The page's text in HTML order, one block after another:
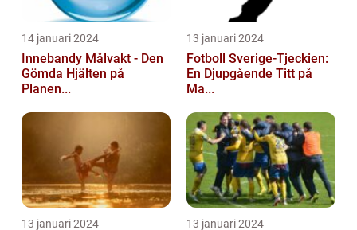
14 januari 2024
Innebandy Målvakt - Den
Gömda Hjälten på
Planen...
13 januari 2024
Fotboll Sverige-Tjeckien:
En Djupgående Titt på
Ma...
13 januari 2024 13 januari 2024